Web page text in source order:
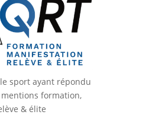
sport ayant répondu
formation,
& élite